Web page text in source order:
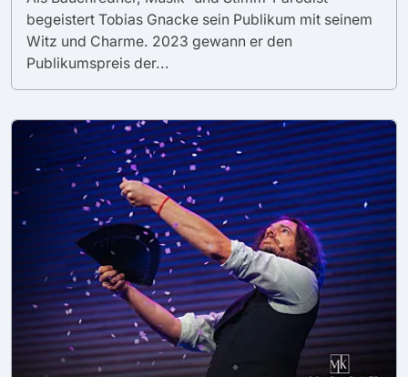
begeistert Tobias Gnacke sein Publikum mit seinem
Witz und Charme. 2023 gewann er den
Publikumspreis der...